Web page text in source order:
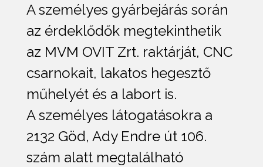
A személyes gyárbejárás során
az érdeklődők megtekinthetik
az MVM OVIT Zrt. raktárját, CNC
csarnokait, lakatos hegesztő
műhelyét és a labort is.
A személyes látogatásokra a
2132 Göd, Ady Endre út 106.
szám alatt megtalálható